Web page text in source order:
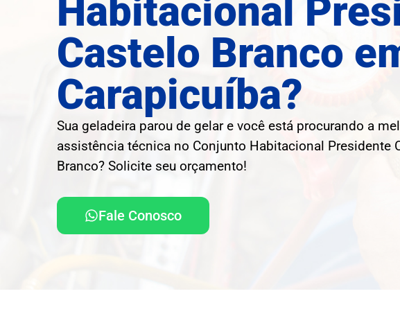
Habitacional
Castelo Branco
Carapicuíba?
Sua geladeira parou de gelar e você está procurando a
assistência técnica no Conjunto Habitacional Presidente
Branco? Solicite seu orçamento!
Fale Conosco